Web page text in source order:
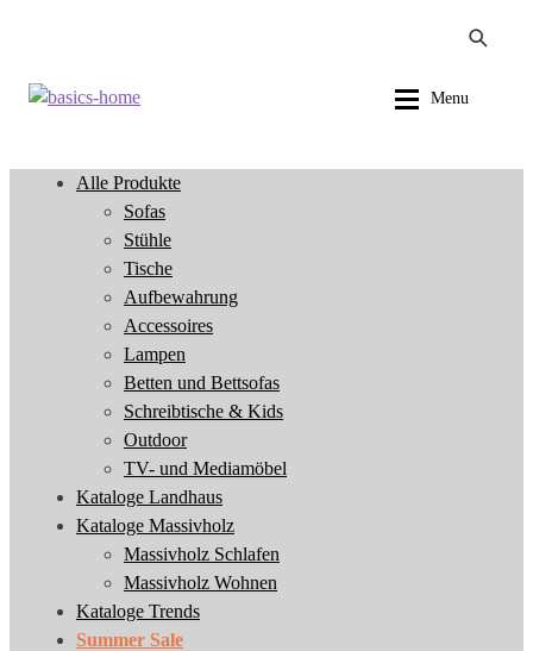
Zur
Zum
Menu
Sofas
Stühle
Tische
Aufbewahrung
Accessoires
Lampen
Betten und Bettsofas
Schreibtische & Kids
Outdoor
TV- und Mediamöbel
Kataloge Landhaus
Kataloge Massivholz
Massivholz Schlafen
Massivholz Wohnen
Kataloge Trends
Summer Sale
Alle Produkte
Sofas
Stühle
Tische
Aufbewahrung
Accessoires
Lampen
Betten und Bettsofas
Schreibtische & Kids
Outdoor
TV- und Mediamöbel
Kataloge Landhaus
Kataloge Massivholz
Massivholz Schlafen
Massivholz Wohnen
Kataloge Trends
Summer Sale